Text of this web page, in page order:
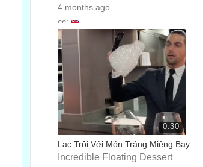
4 months ago
cc:
0:30
Lạc Trôi Với Món Tráng Miệng Bay
Incredible Floating Dessert